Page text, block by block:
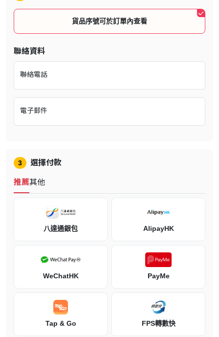
在此心理恐怖遊戲中，發掘顫慄中的
美麗。
1960年代的日本，深水雛子居住的寂寥的山間小鎮「戎之丘」突然間
籠罩在濃霧之中，將她的家園變成縈繞心頭的夢魘。
隨著小鎮陷入寂靜，霧氣漸濃，雛子必須探索「戎之丘」變了樣的小
視覺效果，走進扣人心弦的故事中，經歷懷疑、悔恨和無可避免的選
擇。雛子會擁抱隱藏在顫慄中的美麗，或屈服於即將發生的瘋狂？
探索《Silent Hill》系列的全新篇章，融合心理恐怖和縈繞心頭的日系
設定。
貨品序號可於訂單內查看
聯絡資料
聯絡電話
電子郵件
3 選擇付款
推薦其他
八達通銀包 AlipayHK
WeChatHK PayMe
Tap & Go FPS轉數快